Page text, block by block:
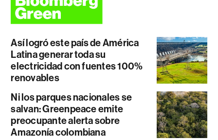
Así logró este país de América
Latina generar toda su
electricidad con fuentes 100%
renovables
Ni los parques nacionales se
salvan: Greenpeace emite
preocupante alerta sobre
Amazonía colombiana